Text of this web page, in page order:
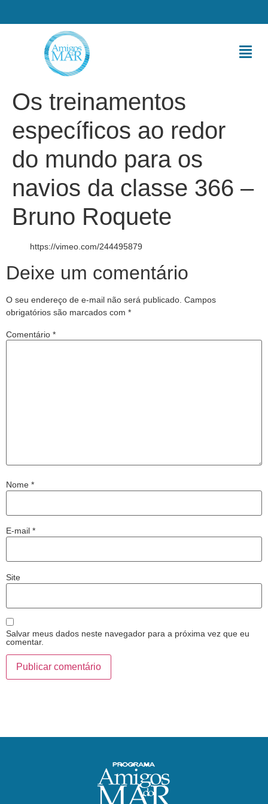
Os treinamentos
específicos ao redor
do mundo para os
navios da classe 366 –
Bruno Roquete
https://vimeo.com/244495879
Deixe um comentário
O seu endereço de e-mail não será publicado. Campos
obrigatórios são marcados com *
Comentário *
Nome *
E-mail *
Site
Salvar meus dados neste navegador para a próxima vez que eu
comentar.